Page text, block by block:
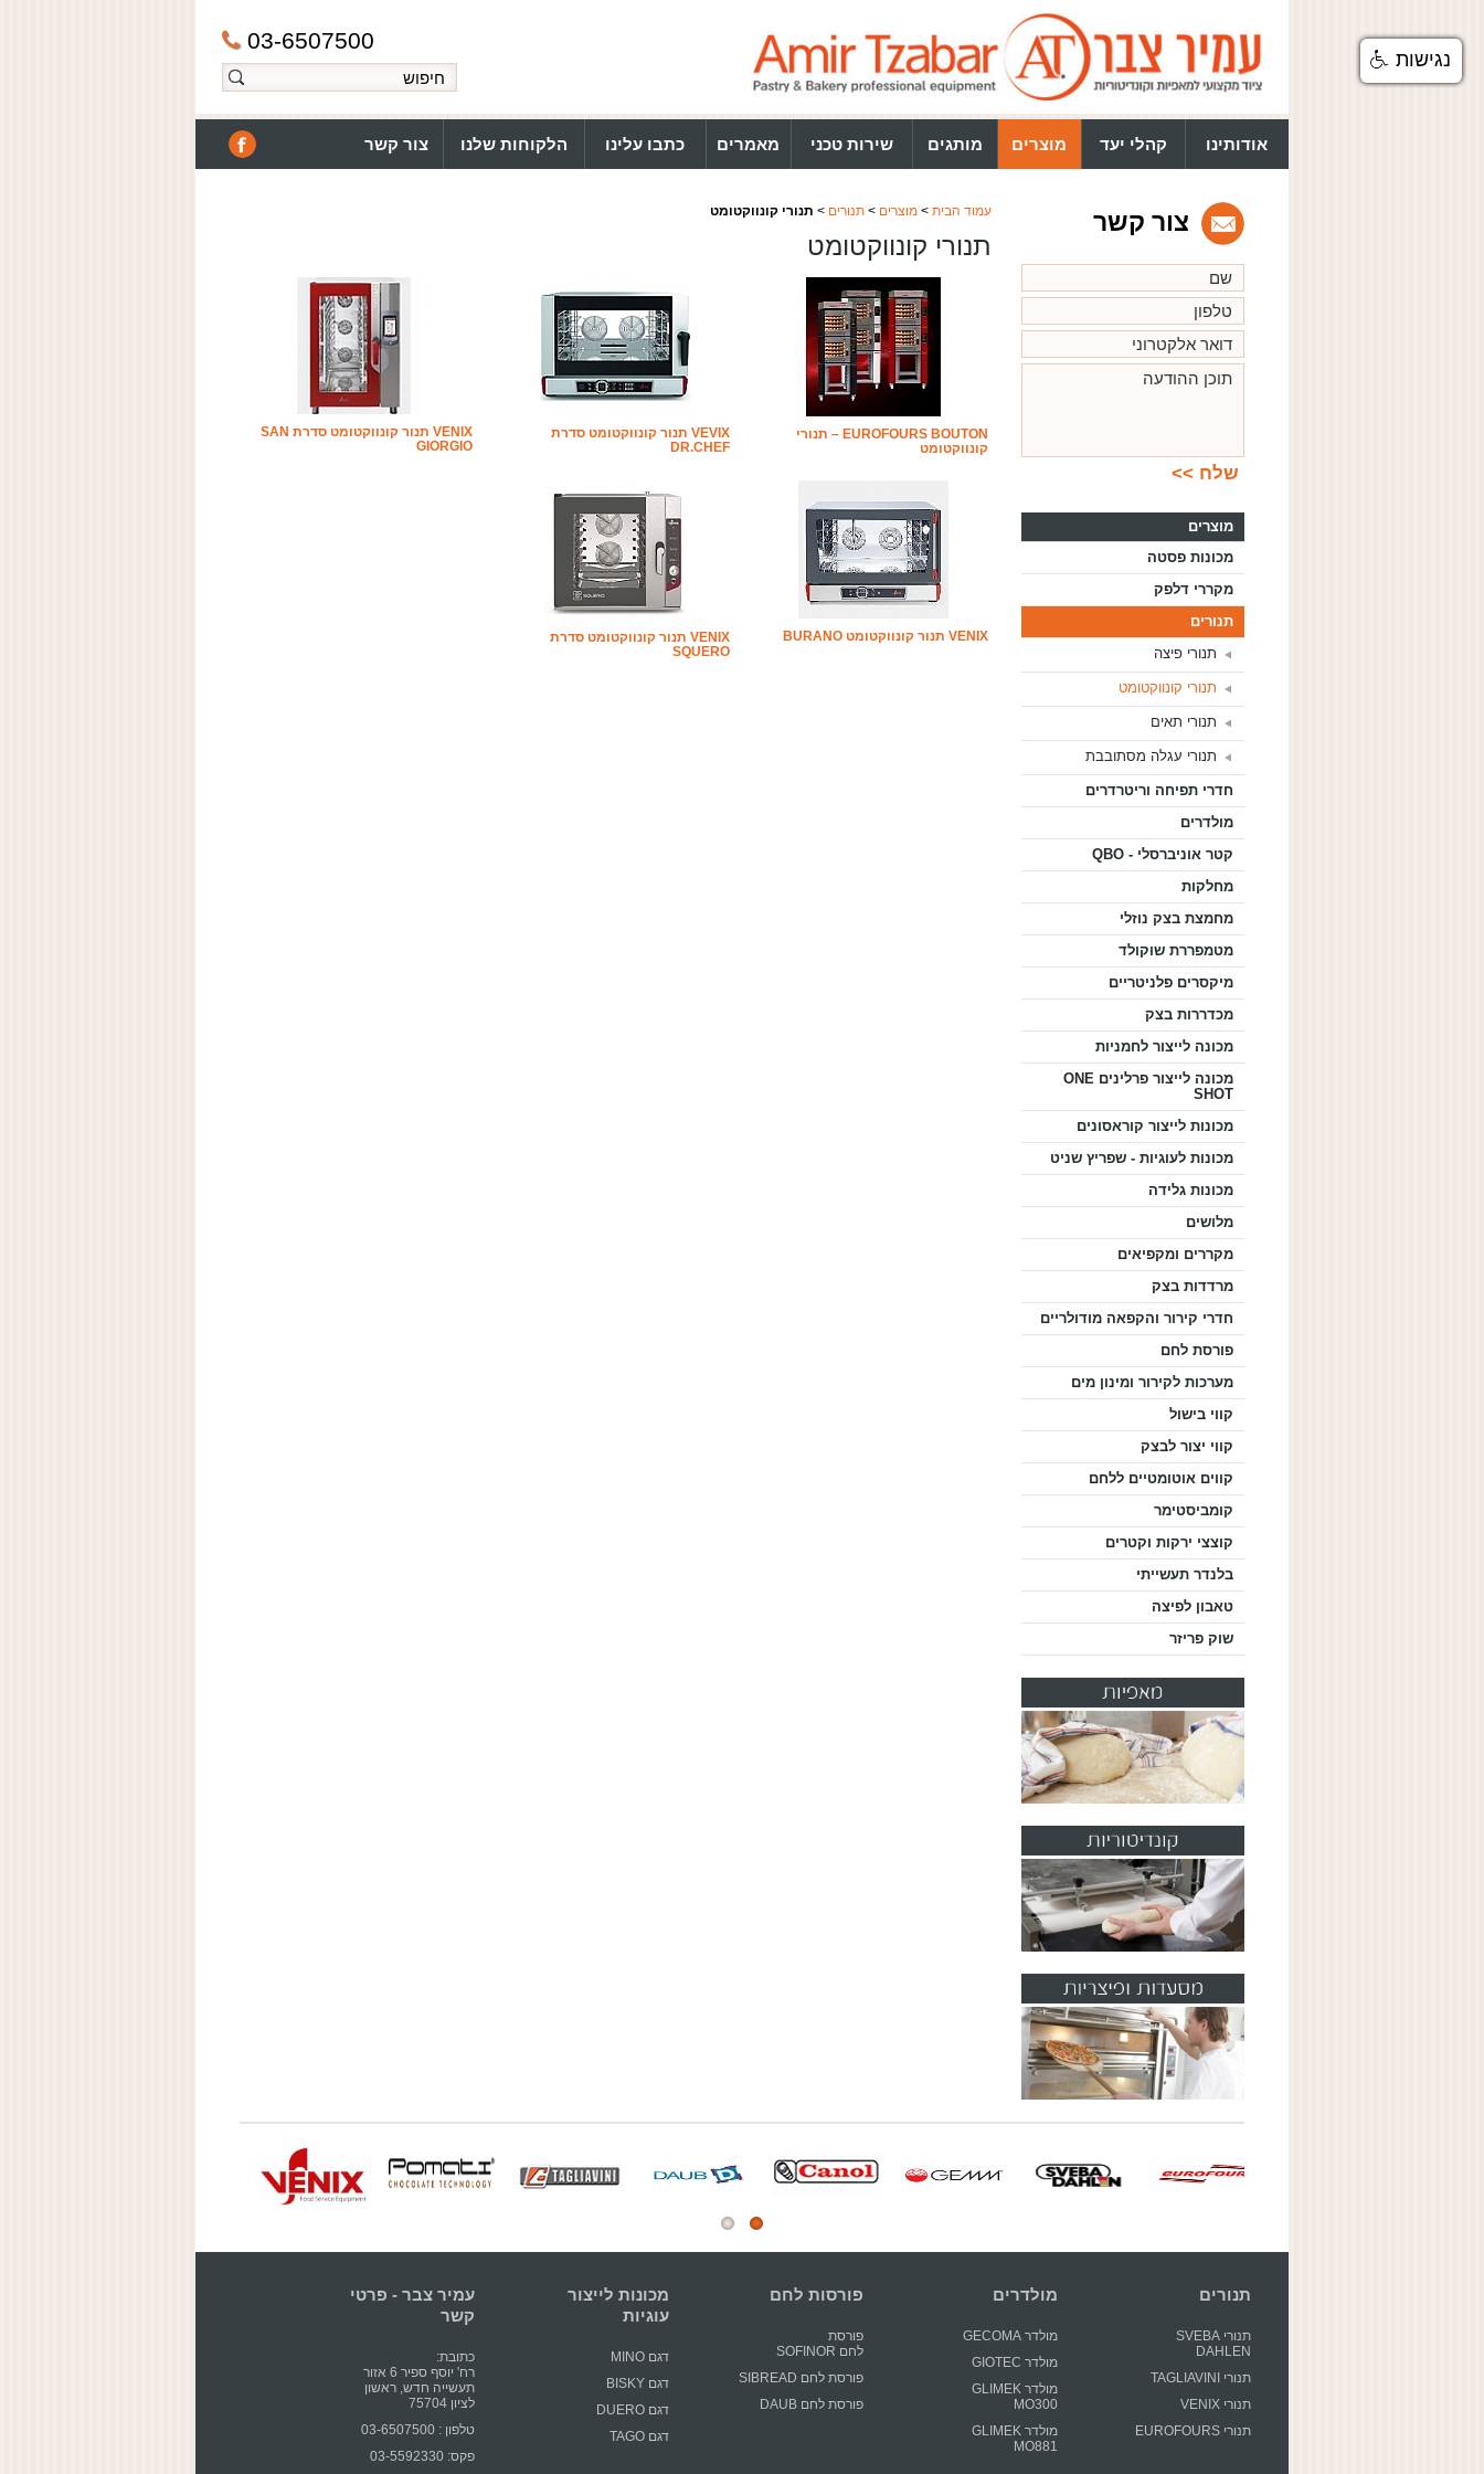
03-6507500
אודותינו קהלי יעד מוצרים מותגים שירות טכני מאמרים כתבו עלינו הלקוחות שלנו צור קשר
עמוד הבית >מוצרים >תנורים > תנורי קונווקטומט
תנורי קונווקטומט
EUROFOURS BOUTON – תנורי
קונווקטומט
VEVIX תנור קונווקטומט סדרת
DR.CHEF
VENIX תנור קונווקטומט סדרת SAN
GIORGIO
VENIX תנור קונווקטומט BURANO
VENIX תנור קונווקטומט סדרת
SQUERO
צור קשר
מוצרים
מכונות פסטה
מקררי דלפק
תנורים
תנורי פיצה
תנורי קונווקטומט
תנורי תאים
תנורי עגלה מסתובבת
חדרי תפיחה וריטרדרים
מולדרים
קטר אוניברסלי - QBO
מחלקות
מחמצת בצק נוזלי
מטמפררת שוקולד
מיקסרים פלניטריים
מכדררות בצק
מכונה לייצור לחמניות
מכונה לייצור פרלינים ONE
SHOT
מכונות לייצור קוראסונים
מכונות לעוגיות - שפריץ שניט
מכונות גלידה
מלושים
מקררים ומקפיאים
מרדדות בצק
חדרי קירור והקפאה מודולריים
פורסת לחם
מערכות לקירור ומינון מים
קווי בישול
קווי יצור לבצק
קווים אוטומטיים ללחם
קומביסטימר
קוצצי ירקות וקטרים
בלנדר תעשייתי
טאבון לפיצה
שוק פריזר
תנורים
תנורי SVEBA
DAHLEN
תנורי TAGLIAVINI
תנורי VENIX
תנורי EUROFOURS
מולדרים
מולדר GECOMA
מולדר GIOTEC
מולדר GLIMEK
MO300
מולדר GLIMEK
MO881
פורסות לחם
פורסת
לחם SOFINOR
פורסת לחם SIBREAD
פורסת לחם DAUB
מכונות לייצור
עוגיות
דגם MINO
דגם BISKY
דגם DUERO
דגם TAGO
עמיר צבר - פרטי
קשר
כתובת:
רח' יוסף ספיר 6 אזור
תעשייה חדש, ראשון
לציון 75704
טלפון : 03-6507500
פקס: 03-5592330
נגישות